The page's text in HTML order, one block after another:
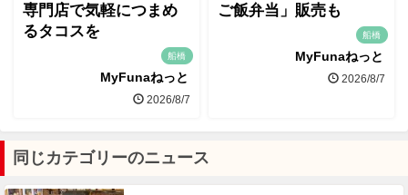
専門店で気軽につまめ
るタコスを
船橋
MyFunaねっと
2026/8/7
ご飯弁当」販売も
船橋
MyFunaねっと
2026/8/7
同じカテゴリーのニュース